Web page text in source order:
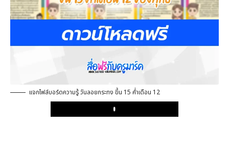
แจกไฟล์บอร์ดความรู้ วันลอยกระทง ขึ้น 15 ค่ำเดือน 12
Play